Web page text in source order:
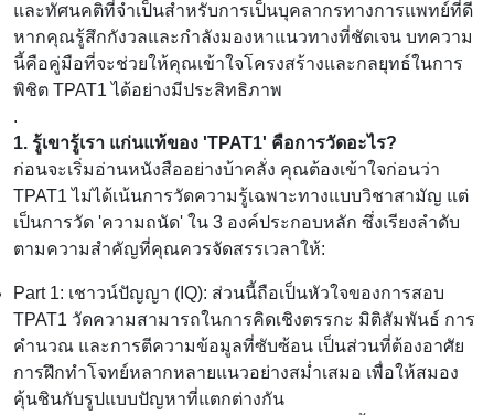
และทัศนคติที่จำเป็นสำหรับการเป็นบุคลากรทางการแพทย์ที่ดี
หากคุณรู้สึกกังวลและกำลังมองหาแนวทางที่ชัดเจน บทความ
นี้คือคู่มือที่จะช่วยให้คุณเข้าใจโครงสร้างและกลยุทธ์ในการ
พิชิต TPAT1 ได้อย่างมีประสิทธิภาพ
.
1. รู้เขารู้เรา แก่นแท้ของ 'TPAT1' คือการวัดอะไร?
ก่อนจะเริ่มอ่านหนังสืออย่างบ้าคลั่ง คุณต้องเข้าใจก่อนว่า
TPAT1 ไม่ได้เน้นการวัดความรู้เฉพาะทางแบบวิชาสามัญ แต่
เป็นการวัด 'ความถนัด' ใน 3 องค์ประกอบหลัก ซึ่งเรียงลำดับ
ตามความสำคัญที่คุณควรจัดสรรเวลาให้:
Part 1: เชาวน์ปัญญา (IQ): ส่วนนี้ถือเป็นหัวใจของการสอบ
TPAT1 วัดความสามารถในการคิดเชิงตรรกะ มิติสัมพันธ์ การ
คำนวณ และการตีความข้อมูลที่ซับซ้อน เป็นส่วนที่ต้องอาศัย
การฝึกทำโจทย์หลากหลายแนวอย่างสม่ำเสมอ เพื่อให้สมอง
คุ้นชินกับรูปแบบปัญหาที่แตกต่างกัน